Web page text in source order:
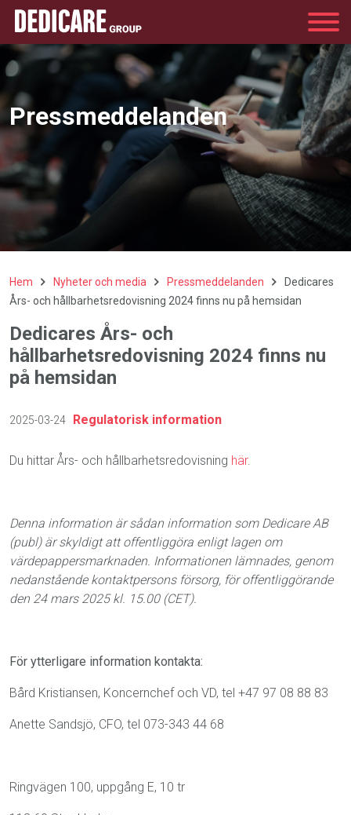
Pressmeddelanden
Hem Nyheter och media Pressmeddelanden
Dedicares
Års- och hållbarhetsredovisning 2024 finns nu på hemsidan
Dedicares Års- och
hållbarhetsredovisning 2024 finns nu
på hemsidan
2025-03-24 Regulatorisk information
Du hittar Års- och hållbarhetsredovisning här.
Denna information är sådan information som Dedicare AB
(publ) är skyldigt att offentliggöra enligt lagen om
värdepappersmarknaden. Informationen lämnades, genom
nedanstående kontaktpersons försorg, för offentliggörande
den 24 mars 2025 kl. 15.00 (CET).
För ytterligare information kontakta:
Bård Kristiansen, Koncernchef och VD, tel +47 97 08 88 83
Anette Sandsjö, CFO, tel 073-343 44 68
Ringvägen 100, uppgång E, 10 tr